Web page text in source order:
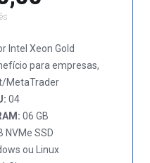
Intel Xeon Gold
para empresas,
MetaTrader
04
06 GB
NVMe SSD
ou Linux